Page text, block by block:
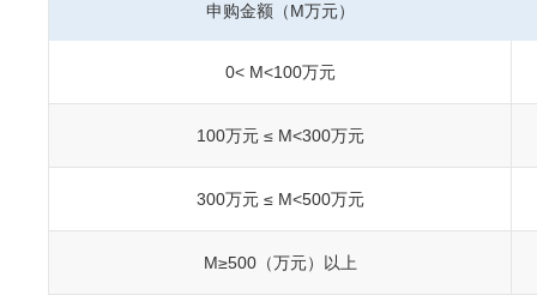
申购金额（M万元）
0< M<100万元
100万元 ≤ M<300万元
300万元 ≤ M<500万元
M≥500（万元）以上